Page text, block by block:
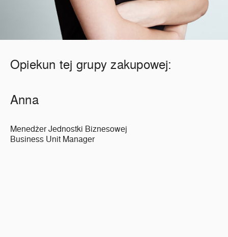
Opiekun tej grupy zakupowej:
Anna
Menedżer Jednostki Biznesowej
Business Unit Manager